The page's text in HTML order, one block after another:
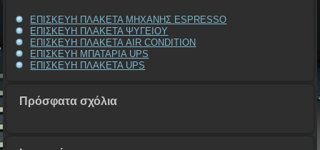
ΕΠΙΣΚΕΥΗ ΠΛΑΚΕΤΑ ΜΗΧΑΝΗΣ ESPRESSO
ΕΠΙΣΚΕΥΗ ΠΛΑΚΕΤΑ ΨΥΓΕΙΟΥ
ΕΠΙΣΚΕΥΗ ΠΛΑΚΕΤΑ AIR CONDITION
ΕΠΙΣΚΕΥΗ ΜΠΑΤΑΡΙΑ UPS
ΕΠΙΣΚΕΥΗ ΠΛΑΚΕΤΑ UPS
Πρόσφατα σχόλια